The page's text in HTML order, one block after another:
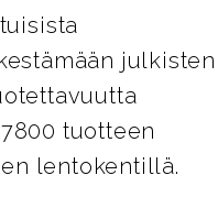
julkisten
tuotteen
lentokentillä.